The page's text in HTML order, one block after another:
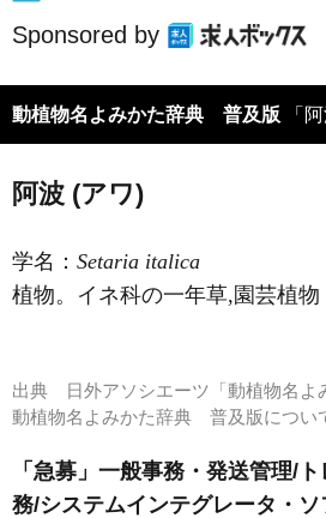
Sponsored by
動植物名よみかた辞典 普及版 「
阿波 (アワ)
学名： Setaria italica
植物。イネ科の一年草,園芸植物
出典
日外アソシエーツ「動植物名
動植物名よみかた辞典 普及版につ
「急募」一般事務・発送管理/
務/システムインテグレータ・ソ